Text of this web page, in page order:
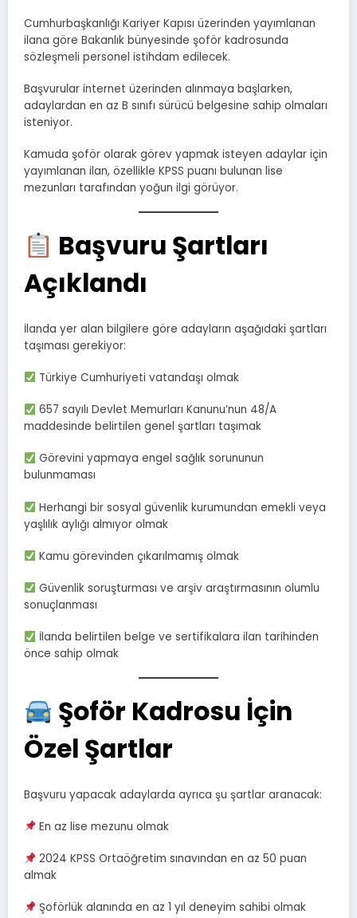
Cumhurbaşkanlığı Kariyer Kapısı üzerinden yayımlanan
ilana göre Bakanlık bünyesinde şoför kadrosunda
sözleşmeli personel istihdam edilecek.
Başvurular internet üzerinden alınmaya başlarken,
adaylardan en az B sınıfı sürücü belgesine sahip olmaları
isteniyor.
Kamuda şoför olarak görev yapmak isteyen adaylar için
yayımlanan ilan, özellikle KPSS puanı bulunan lise
mezunları tarafından yoğun ilgi görüyor.
Başvuru Şartları
Açıklandı
İlanda yer alan bilgilere göre adayların aşağıdaki şartları
taşıması gerekiyor:
Türkiye Cumhuriyeti vatandaşı olmak
657 sayılı Devlet Memurları Kanunu’nun 48/A
maddesinde belirtilen genel şartları taşımak
Görevini yapmaya engel sağlık sorununun
bulunmaması
Herhangi bir sosyal güvenlik kurumundan emekli veya
yaşlılık aylığı almıyor olmak
Kamu görevinden çıkarılmamış olmak
Güvenlik soruşturması ve arşiv araştırmasının olumlu
sonuçlanması
İlanda belirtilen belge ve sertifikalara ilan tarihinden
önce sahip olmak
Şoför Kadrosu İçin
Özel Şartlar
Başvuru yapacak adaylarda ayrıca şu şartlar aranacak:
En az lise mezunu olmak
2024 KPSS Ortaöğretim sınavından en az 50 puan
almak
Şoförlük alanında en az 1 yıl deneyim sahibi olmak